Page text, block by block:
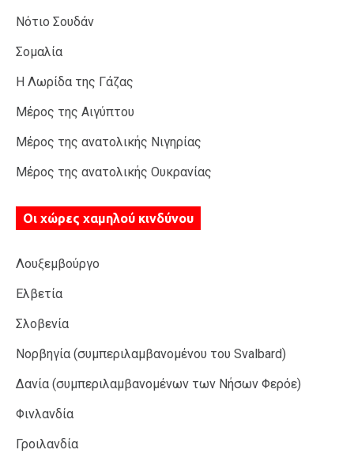
Νότιο Σουδάν
Σομαλία
Η Λωρίδα της Γάζας
Μέρος της Αιγύπτου
Μέρος της ανατολικής Νιγηρίας
Μέρος της ανατολικής Ουκρανίας
Οι χώρες χαμηλού κινδύνου
Λουξεμβούργο
Ελβετία
Σλοβενία
Νορβηγία (συμπεριλαμβανομένου του Svalbard)
Δανία (συμπεριλαμβανομένων των Νήσων Φερόε)
Φινλανδία
Γροιλανδία